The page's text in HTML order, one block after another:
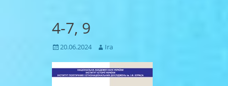
4-7, 9
Posted
20.06.2024 Author
Ira